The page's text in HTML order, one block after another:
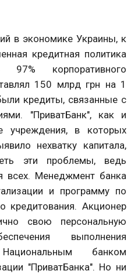
в экономике Украины, к
кредитная политика
97% корпоративного
150 млрд грн на 1
кредиты, связанные с
"ПриватБанк", как и
учреждения, в которых
нехватку капитала,
эти проблемы, ведь
всех. Менеджмент банка
и программу по
кредитования. Акционер
свою персональную
выполнения
банком
"ПриватБанка". Но ни